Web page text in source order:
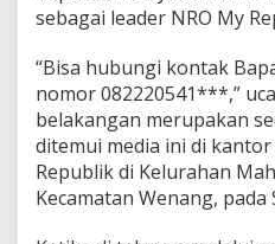
sebagai leader NRO My
“Bisa hubungi kontak
nomor 082220541***,”
belakangan merupakan
ditemui media ini di
Republik di Kelurahan
Kecamatan Wenang, pada